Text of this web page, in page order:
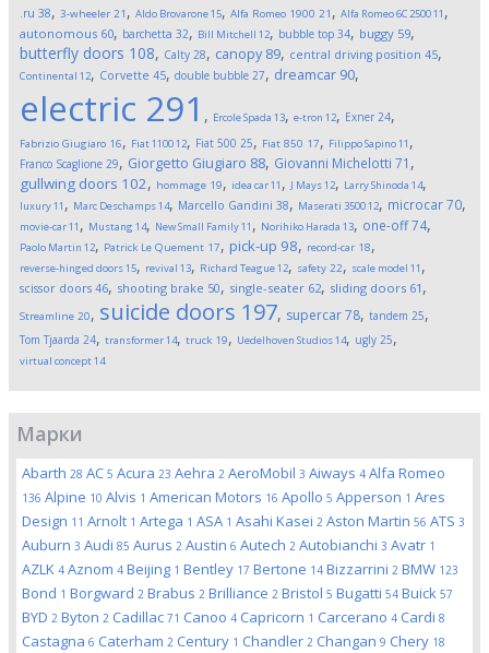
.ru 38, 3-wheeler 21 , Aldo Brovarone15, Alfa Romeo 1900 21 , Alfa Romeo 6C 250011 ,
autonomous 60, barchetta 32, Bill Mitchell 12, bubble top 34, buggy 59,
butterfly doors 108, Calty 28, canopy 89, central driving position 45,
Continental 12, Corvette 45, double bubble 27, dreamcar 90,
electric 291 , Ercole Spada 13, e-tron 12, Exner 24,
Fabrizio Giugiaro 16, Fiat 110012, Fiat 500 25, Fiat 850 17, Filippo Sapino11 ,
Franco Scaglione 29, Giorgetto Giugiaro 88, Giovanni Michelotti 71 ,
gullwing doors 102, hommage 19, idea car11 , J Mays12, Larry Shinoda 14,
luxury11 , Marc Deschamps14, Marcello Gandini 38, Maserati 350012, microcar70,
movie-car11 , Mustang 14, New Small Family11 , Norihiko Harada 13, one-off74,
Paolo Martin 12, Patrick Le Quement 17, pick-up 98, record-car 18,
reverse-hinged doors15, revival 13, Richard Teague12, safety 22, scale model 11 ,
scissor doors 46, shooting brake 50, single-seater 62, sliding doors 61 ,
Streamline 20, suicide doors 197, supercar78, tandem 25,
Tom Tjaarda 24, transformer14, truck 19, Uedelhoven Studios14, ugly 25,
virtual concept14
Марки
Abarth 28 AC 5 Acura 23 Aehra 2 AeroMobil 3 Aiways 4 Alfa Romeo
136 Alpine 10 Alvis 1 American Motors 16 Apollo 5 Apperson 1 Ares
Design 11 Arnolt 1 Artega 1 ASA 1 Asahi Kasei 2 Aston Martin 56 ATS 3
Auburn 3 Audi 85 Aurus 2 Austin 6 Autech 2 Autobianchi 3 Avatr 1
AZLK 4 Aznom 4 Beijing 1 Bentley 17 Bertone 14 Bizzarrini 2 BMW 123
Bond 1 Borgward 2 Brabus 2 Brilliance 2 Bristol 5 Bugatti 54 Buick 57
BYD 2 Byton 2 Cadillac 71 Canoo 4 Capricorn 1 Carcerano 4 Cardi 8
Castagna 6 Caterham 2 Century 1 Chandler 2 Changan 9 Chery 18